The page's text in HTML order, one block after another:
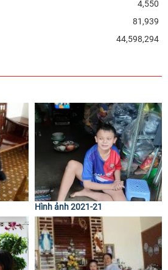
4,550
81,939
44,598,294
Hình ảnh 2021-21